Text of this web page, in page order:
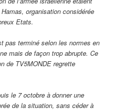
organisation considérée
Etats.
pas terminé selon les normes en
mais de façon trop abrupte. Ce
de TV5MONDE regrette
le 7 octobre à donner une
de la situation, sans céder à